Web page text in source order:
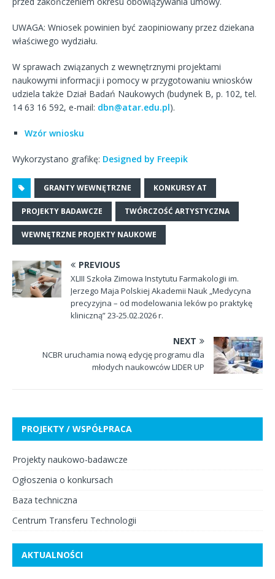
UWAGA: Wniosek powinien być zaopiniowany przez dziekana
właściwego wydziału.
W sprawach związanych z wewnętrznymi projektami
naukowymi informacji i pomocy w przygotowaniu wniosków
udziela także Dział Badań Naukowych (budynek B, p. 102, tel.
14 63 16 592, e-mail: dbn@atar.edu.pl).
Wzór wniosku
Wykorzystano grafikę: Designed by Freepik
GRANTY WEWNĘTRZNE KONKURSY AT
PROJEKTY BADAWCZE TWÓRCZOŚĆ ARTYSTYCZNA
WEWNĘTRZNE PROJEKTY NAUKOWE
PREVIOUS
XLIII Szkoła Zimowa Instytutu Farmakologii im.
Jerzego Maja Polskiej Akademii Nauk „Medycyna
precyzyjna – od modelowania leków po praktykę
kliniczną” 23-25.02.2026 r.
NEXT
NCBR uruchamia nową edycję programu dla
młodych naukowców LIDER UP
PROJEKTY / WSPÓŁPRACA
Projekty naukowo-badawcze
Ogłoszenia o konkursach
Baza techniczna
Centrum Transferu Technologii
AKTUALNOŚCI